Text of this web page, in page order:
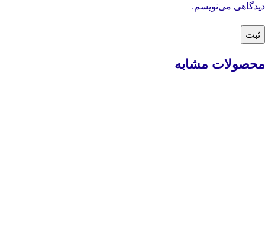
دیدگاهی می‌نویسم.
محصولات مشابه